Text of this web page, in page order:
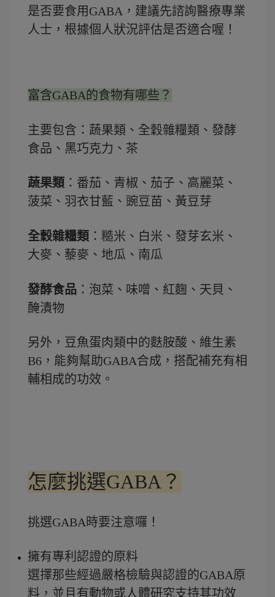
是否要食用GABA，建議先諮詢醫療專業
人士，根據個人狀況評估是否適合喔！
富含GABA的食物有哪些？
主要包含：蔬果類、全穀雜糧類、發酵
食品、黑巧克力、茶
蔬果類 ：番茄、青椒、茄子、高麗菜、
菠菜、羽衣甘藍、豌豆苗、黃豆芽
全穀雜糧類 ：糙米、白米、發芽玄米、
大麥、藜麥、地瓜、南瓜
發酵食品 ：泡菜、味噌、紅麴、天貝、
醃漬物
另外，豆魚蛋肉類中的麩胺酸、維生素
B6，能夠幫助GABA合成，搭配補充有相
輔相成的功效。
怎麼挑選GABA？
挑選GABA時要注意囉！
擁有專利認證的原料
選擇那些經過嚴格檢驗與認證的GABA原
料，並且有動物或人體研究支持其功效